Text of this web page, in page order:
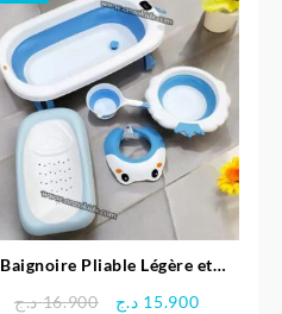
Baignoire Pliable Légère et
16.900 د.ج
Le
15.900 د.ج
Le